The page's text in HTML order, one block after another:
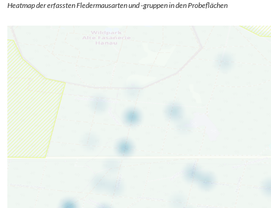
Heatmap der erfassten Fledermausarten und -gruppen in den Probeflächen